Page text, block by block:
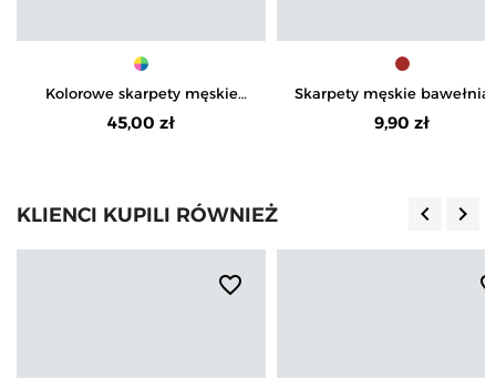
Kolorowe skarpety męskie
bawełniane w morskie wzory
4-pak
45,00 zł
Skarpety męskie
do kostki śmieszne na
dla miłośnika kawy
9,90 zł
KLIENCI KUPILI RÓWNIEŻ keyboard_arrow_left keyboard_arrow_right
favorite_border